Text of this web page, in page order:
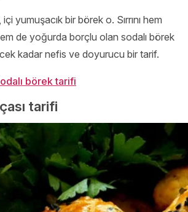
yumuşacık bir börek o. Sırrını hem
de yoğurda borçlu olan sodalı börek
kadar nefis ve doyurucu bir tarif.
börek tarifi
tarifi